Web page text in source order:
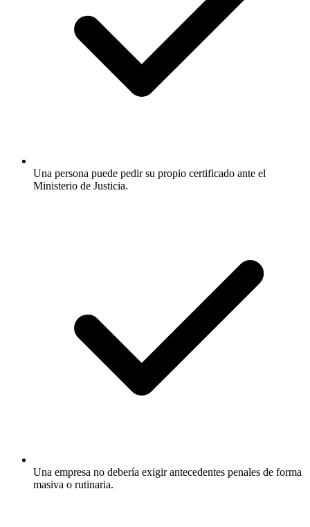
Una persona puede pedir su propio certificado ante el
Ministerio de Justicia.
Una empresa no debería exigir antecedentes penales de forma
masiva o rutinaria.